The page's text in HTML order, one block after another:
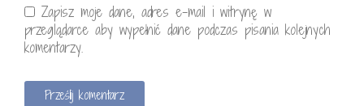
Zapisz moje dane, adres e-mail i witrynę w
przeglądarce aby wypełnić dane podczas pisania kolejnych
komentarzy.